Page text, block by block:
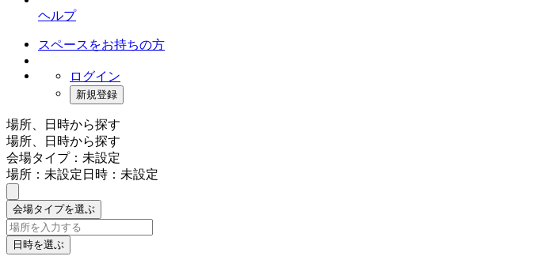
ヘルプ
スペースをお持ちの方
ログイン
新規登録
場所、日時から探す
場所、日時から探す
会場タイプ：未設定
場所：未設定日時：未設定
会場タイプを選ぶ
日時を選ぶ